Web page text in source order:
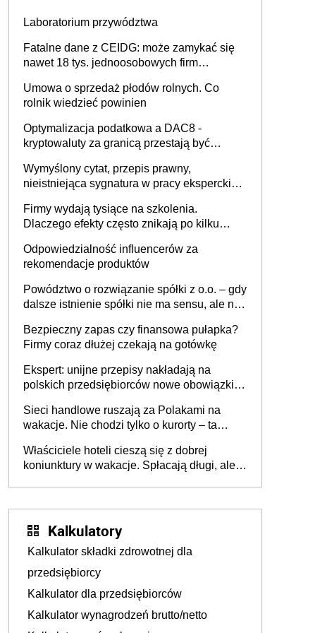
Laboratorium przywództwa
Fatalne dane z CEIDG: może zamykać się
nawet 18 tys. jednoosobowych firm
Umowa o sprzedaż płodów rolnych. Co
rolnik wiedzieć powinien
Optymalizacja podatkowa a DAC8 -
kryptowaluty za granicą przestają być
Wymyślony cytat, przepis prawny,
nieistniejąca sygnatura w pracy eksperckiej -
firmie
Firmy wydają tysiące na szkolenia.
Dlaczego efekty często znikają po kilku
Odpowiedzialność influencerów za
rekomendacje produktów
Powództwo o rozwiązanie spółki z o.o. – gdy
dalsze istnienie spółki nie ma sensu, ale nie
Bezpieczny zapas czy finansowa pułapka?
Firmy coraz dłużej czekają na gotówkę
Ekspert: unijne przepisy nakładają na
polskich przedsiębiorców nowe obowiązki w
Sieci handlowe ruszają za Polakami na
wakacje. Nie chodzi tylko o kurorty – ta
tam, gdzie wielu spędzi urlop po cichu
Właściciele hoteli cieszą się z dobrej
koniunktury w wakacje. Spłacają długi, ale
Kalkulatory
Kalkulator składki zdrowotnej dla
przedsiębiorcy
Kalkulator dla przedsiębiorców
Kalkulator wynagrodzeń brutto/netto